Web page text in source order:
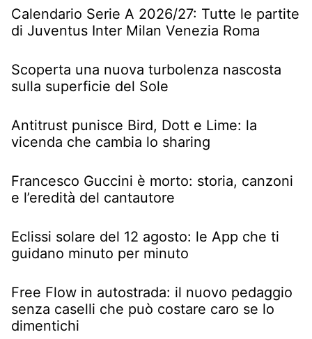
Calendario Serie A 2026/27: Tutte le partite
di Juventus Inter Milan Venezia Roma
Scoperta una nuova turbolenza nascosta
sulla superficie del Sole
Antitrust punisce Bird, Dott e Lime: la
vicenda che cambia lo sharing
Francesco Guccini è morto: storia, canzoni
e l’eredità del cantautore
Eclissi solare del 12 agosto: le App che ti
guidano minuto per minuto
Free Flow in autostrada: il nuovo pedaggio
senza caselli che può costare caro se lo
dimentichi